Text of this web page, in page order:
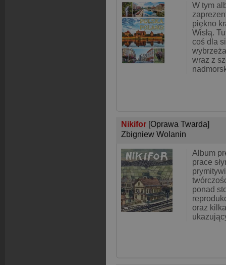
W tym
piękno
Wisłą.
coś dla
wraz z
Nikifor [Oprawa Twarda]
Zbigniew Wolanin
Album
prace
ponad
oraz